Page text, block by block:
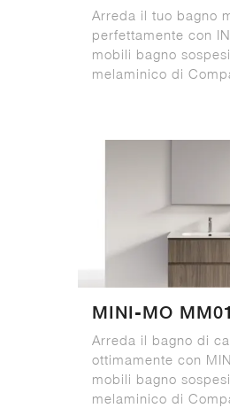
Arreda il tuo bagno
perfettamente con
mobili bagno
melaminico di
MINI-MO MM01
Arreda il bagno di
ottimamente con
mobili bagno
melaminico di